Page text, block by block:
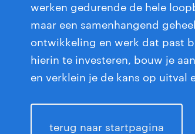
werken gedurende de hele
maar een samenhangend
ontwikkeling en werk dat past
hierin te investeren, bouw je
en verklein je de kans op uitval
terug naar startpagina